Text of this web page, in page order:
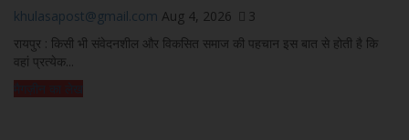
khulasapost@gmail.com Aug 4, 2026
3
रायपुर : किसी भी संवेदनशील और विकसित समाज की पहचान इस बात से होती है कि
वहां प्रत्येक...